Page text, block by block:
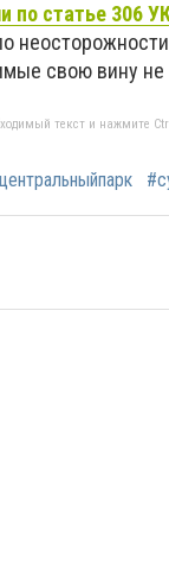
по статье 306
свою вину не
текст и нажмите